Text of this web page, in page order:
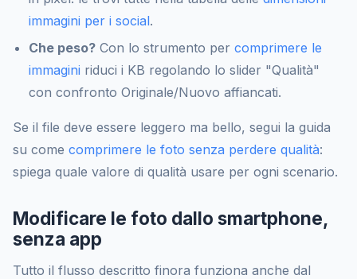
immagini per i social.
Che peso? Con lo strumento per comprimere le
immagini riduci i KB regolando lo slider "Qualità"
con confronto Originale/Nuovo affiancati.
Se il file deve essere leggero ma bello, segui la guida
su come comprimere le foto senza perdere qualità:
spiega quale valore di qualità usare per ogni scenario.
Modificare le foto dallo smartphone,
senza app
Tutto il flusso descritto finora funziona anche dal